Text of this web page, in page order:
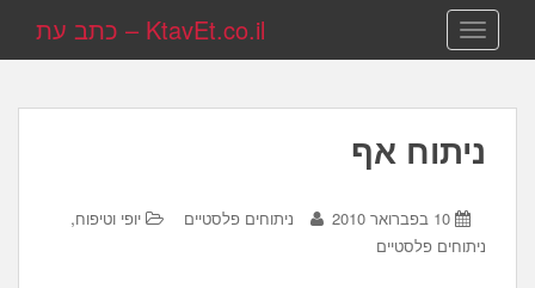
TOGGLE NAVIGATION KtavEt.co.il – כתב עת
ניתוח אף
10 בפברואר 2010 ניתוחים פלסטיים יופי וטיפוח,
ניתוחים פלסטיים